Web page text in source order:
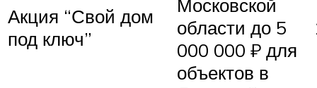
Акция “Свой дом
под ключ”
Московской
области до 5
000 000 ₽ для
объектов в